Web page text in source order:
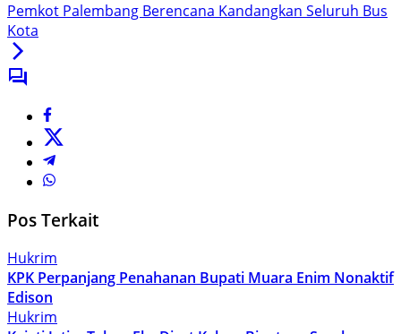
Pemkot Palembang Berencana Kandangkan Seluruh Bus
Kota
Pos Terkait
Hukrim
KPK Perpanjang Penahanan Bupati Muara Enim Nonaktif
Edison
Hukrim